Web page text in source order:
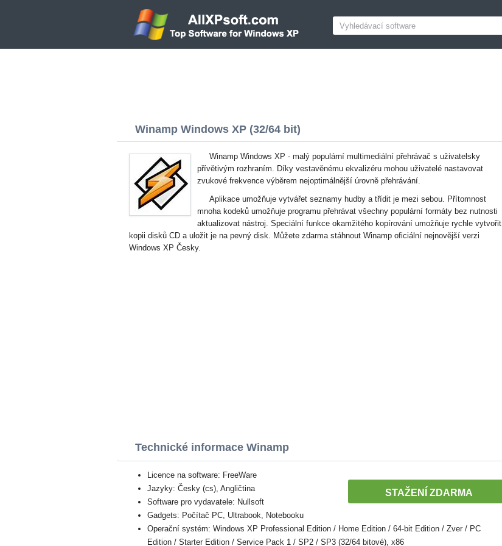
Winamp Windows XP (32/64 bit)
Winamp Windows XP - malý populární multimediální přehrávač s uživatelsky
přívětivým rozhraním. Díky vestavěnému ekvalizéru mohou uživatelé nastavovat
zvukové frekvence výběrem nejoptimálnější úrovně přehrávání.
Aplikace umožňuje vytvářet seznamy hudby a třídit je mezi sebou. Přítomnost
mnoha kodeků umožňuje programu přehrávat všechny populární formáty bez nutnosti
aktualizovat nástroj. Speciální funkce okamžitého kopírování umožňuje rychle vytvořit
kopii disků CD a uložit je na pevný disk. Můžete zdarma stáhnout Winamp oficiální nejnovější verzi
Windows XP Česky.
Technické informace Winamp
STAŽENÍ ZDARMA
Licence na software: FreeWare
Jazyky: Česky (cs), Angličtina
Software pro vydavatele: Nullsoft
Gadgets: Počítač PC, Ultrabook, Notebooku
Operační systém: Windows XP Professional Edition / Home Edition / 64-bit Edition / Zver / PC
Edition / Starter Edition / Service Pack 1 / SP2 / SP3 (32/64 bitové), x86